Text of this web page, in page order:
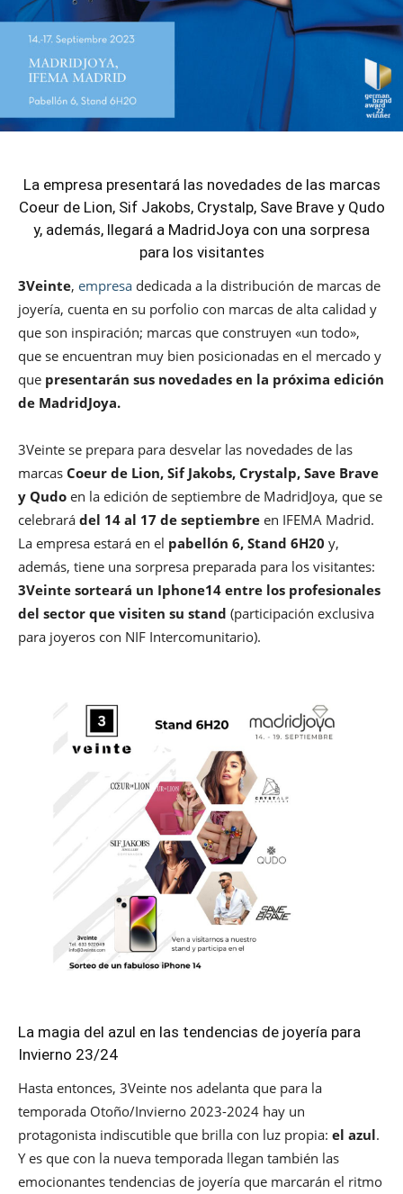
La empresa presentará las novedades de las marcas
Coeur de Lion, Sif Jakobs, Crystalp, Save Brave y Qudo
y, además, llegará a MadridJoya con una sorpresa
para los visitantes
3Veinte, empresa dedicada a la distribución de marcas de
joyería, cuenta en su porfolio con marcas de alta calidad y
que son inspiración; marcas que construyen «un todo»,
que se encuentran muy bien posicionadas en el mercado y
que presentarán sus novedades en la próxima edición
de MadridJoya.
3Veinte se prepara para desvelar las novedades de las
marcas Coeur de Lion, Sif Jakobs, Crystalp, Save Brave
y Qudo en la edición de septiembre de MadridJoya, que se
celebrará del 14 al 17 de septiembre en IFEMA Madrid.
La empresa estará en el pabellón 6, Stand 6H20 y,
además, tiene una sorpresa preparada para los visitantes:
3Veinte sorteará un Iphone14 entre los profesionales
del sector que visiten su stand (participación exclusiva
para joyeros con NIF Intercomunitario).
La magia del azul en las tendencias de joyería para
Invierno 23/24
Hasta entonces, 3Veinte nos adelanta que para la
temporada Otoño/Invierno 2023-2024 hay un
protagonista indiscutible que brilla con luz propia: el azul.
Y es que con la nueva temporada llegan también las
emocionantes tendencias de joyería que marcarán el ritmo